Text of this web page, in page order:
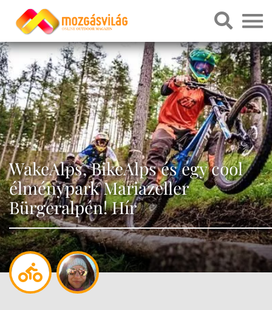
WakeAlps, BikeAlps és egy cool
élménypark Mariazeller
Bürgeralpén! Hír